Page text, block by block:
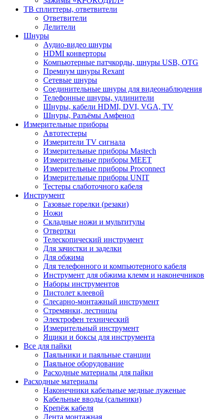
ТВ сплиттеры, ответвители
Ответвители
Делители
Шнуры
Аудио-видео шнуры
HDMI конверторы
Компьютерные патчкорды, шнуры USB, OTG
Премиум шнуры Rexant
Сетевые шнуры
Соединительные шнуры для видеонаблюдения
Телефонные шнуры, удлинители
Шнуры, кабели HDMI, DVI, VGA, TV
Шнуры, Разъёмы Амфенол
Измерительные приборы
Автотестеры
Измерители TV сигнала
Измерительные приборы Mastech
Измерительные приборы MEET
Измерительные приборы Proconnect
Измерительные приборы UNIT
Тестеры слаботочного кабеля
Инструмент
Газовые горелки (резаки)
Ножи
Складные ножи и мультитулы
Отвертки
Телескопический инструмент
Для зачистки и заделки
Для обжима
Для телефонного и компьютерного кабеля
Инструмент для обжима клемм и наконечников
Наборы инструментов
Пистолет клеевой
Слесарно-монтажный инструмент
Стремянки, лестницы
Электрофен технический
Измерительный инструмент
Ящики и боксы для инструмента
Все для пайки
Паяльники и паяльные станции
Паяльное оборудование
Расходные материалы для пайки
Расходные материалы
Наконечники кабельные медные луженые
Кабельные вводы (сальники)
Крепёж кабеля
Лента монтажная